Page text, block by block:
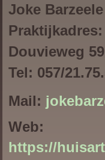
Joke Barzeele
Praktijkadres:
Douvieweg
Tel: 057/
Mail:
Web:
https://